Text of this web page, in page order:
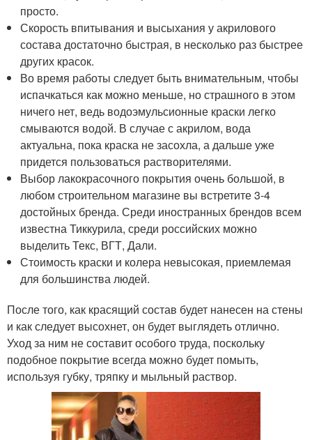
просто.
Скорость впитывания и высыхания у акрилового
состава достаточно быстрая, в несколько раз быстрее
других красок.
Во время работы следует быть внимательным, чтобы
испачкаться как можно меньше, но страшного в этом
ничего нет, ведь водоэмульсионные краски легко
смываются водой. В случае с акрилом, вода
актуальна, пока краска не засохла, а дальше уже
придется пользоваться растворителями.
Выбор лакокрасочного покрытия очень большой, в
любом строительном магазине вы встретите 3-4
достойных бренда. Среди иностранных брендов всем
известна Тиккурила, среди российских можно
выделить Текс, ВГТ, Дали.
Стоимость краски и колера невысокая, приемлемая
для большинства людей.
После того, как красящий состав будет нанесен на стены
и как следует высохнет, он будет выглядеть отлично.
Уход за ним не составит особого труда, поскольку
подобное покрытие всегда можно будет помыть,
используя губку, тряпку и мыльный раствор.